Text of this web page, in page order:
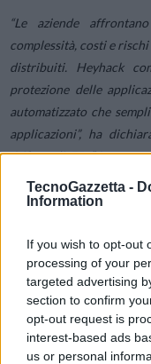
TecnoGazzetta -
Information
If you wish to opt-out
processing of your
targeted advertising
section to confirm
opt-out request is
interest-based ads
us or personal
“Le aziende
complessità, costi e
distribuiti. Heyhack
protezione delle
automatizzato che
applicazioni”, ha
Officer di F5.“Questa
come F5 stia
applicazione, qualsiasi
F5 prosegue
suoi Distributed Cloud
soluzione di sicurezza
integrando
osservabilità nei